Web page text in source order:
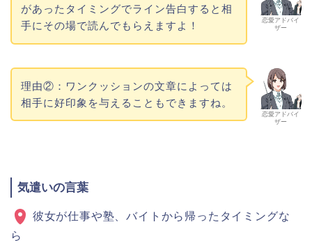
恋愛アドバイ
ザー
があったタイミングでライン告白すると相
手にその場で読んでもらえますよ！
恋愛アドバイ
ザー
理由②：ワンクッションの文章によっては
相手に好印象を与えることもできますね。
気遣いの言葉
彼女が仕事や塾、バイトから帰ったタイミングな
ら